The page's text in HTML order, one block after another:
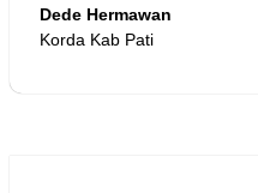
Dede Hermawan
Korda Kab Pati